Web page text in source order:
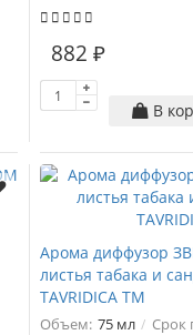
882 ₽
В
Арома диффузор
листья табака и
TAVRIDICA ТМ
Объем: 75 мл Срок